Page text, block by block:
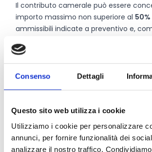
Consenso Dettagli
Questo sito web utilizza i cookie
Utilizziamo i cookie per personalizzare
annunci, per fornire funzionalità dei
analizzare il nostro traffico.
Il contributo camerale può essere
importo massimo non superiore al 50%
ammissibili indicate a preventivo e,
punteggio ed indicato nella tabella di
bando. In generale, i contributi
minimo di 1.000 Euro a un massimo di
(35.000 Euro se iniziative riconosciute di
Link e Documenti